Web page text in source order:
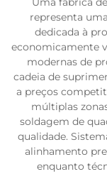
representa
dedicada à
economicamente
modernas de
cadeia de
a preços
múltiplas
soldagem de
qualidade.
alinhamento
enquanto